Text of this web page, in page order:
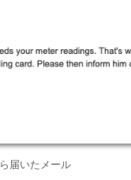
届いたメール